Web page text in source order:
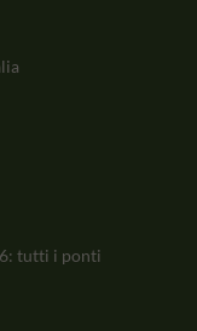
tutti i ponti